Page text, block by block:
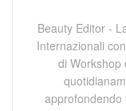
Beauty Editor -
Internazionali
di Workshop
approfondendo